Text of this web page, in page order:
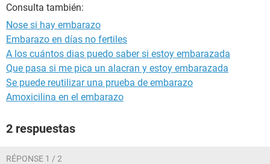
Consulta también:
Nose si hay embarazo
Embarazo en días no fertiles
A los cuántos dias puedo saber si estoy embarazada
Que pasa si me pica un alacran y estoy embarazada
Se puede reutilizar una prueba de embarazo
Amoxicilina en el embarazo
2 respuestas
RÉPONSE 1 / 2